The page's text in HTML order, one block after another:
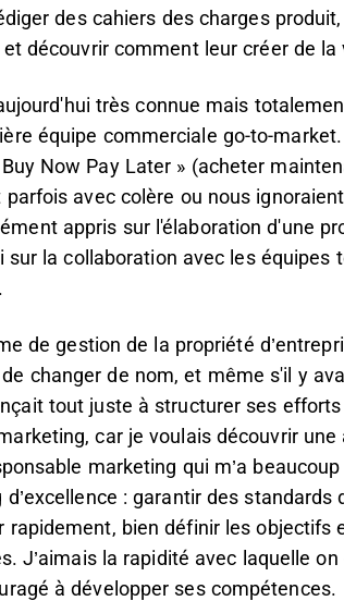
des cahiers des charges
découvrir comment leur créer de la
très connue mais
équipe commerciale go-to-
Now Pay Later » (acheter
avec colère ou nous
appris sur l'élaboration d'une
la collaboration avec les équipes
de gestion de la propriété
changer de nom, et même s'il y
tout juste à structurer ses
car je voulais découvrir
marketing qui m’a
: garantir des standards
rapidement, bien définir les objectifs
J’aimais la rapidité avec laquelle
à développer ses compétences.